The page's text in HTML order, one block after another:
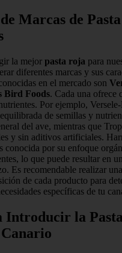
Marcas de
la mejor pasta roja para
diferentes marcas y sus
en el mercado son
Bird Foods. Cada una ofrece
Por ejemplo,
de semillas y
del ave, mientras que
y sin aditivos artificiales.
conocida por su enfoque
lo que puede resultar en
Es recomendable realizar
de cada producto para
específicas de tu
Introducir la